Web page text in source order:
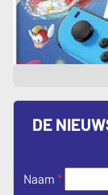
DE
Naam *